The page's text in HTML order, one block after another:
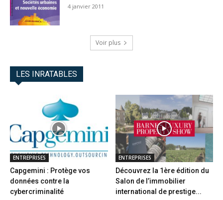
4 janvier 2011
Voir plus
LES INRATABLES
ENTREPRISES
Capgemini : Protège vos
données contre la
cybercriminalité
ENTREPRISES
Découvrez la 1ère édition du
Salon de l’immobilier
international de prestige...